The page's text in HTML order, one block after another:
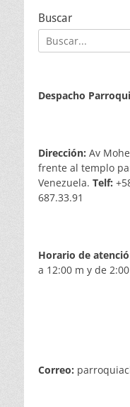
Buscar
Buscar:
Despacho
Dirección: Av
frente al templo
Venezuela. Telf:
687.33.91
Horario de
a 12:00 m y de
Correo: